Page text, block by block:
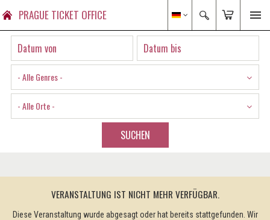
PRAGUE TICKET OFFICE
- Alle Genres -
- Alle Orte -
SUCHEN
VERANSTALTUNG IST NICHT MEHR VERFÜGBAR.
Diese Veranstaltung wurde abgesagt oder hat bereits stattgefunden. Wir